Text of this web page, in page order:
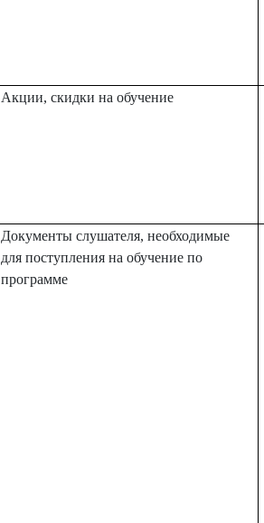
Акции, скидки на обучение
Документы слушателя, необходимые
для поступления на обучение по
программе